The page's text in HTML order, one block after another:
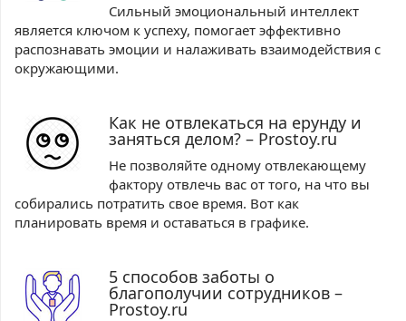
Сильный эмоциональный интеллект
является ключом к успеху, помогает эффективно
распознавать эмоции и налаживать взаимодействия с
окружающими.
Как не отвлекаться на ерунду и
заняться делом? – Prostoy.ru
Не позволяйте одному отвлекающему
фактору отвлечь вас от того, на что вы
собирались потратить свое время. Вот как
планировать время и оставаться в графике.
5 способов заботы о
благополучии сотрудников –
Prostoy.ru